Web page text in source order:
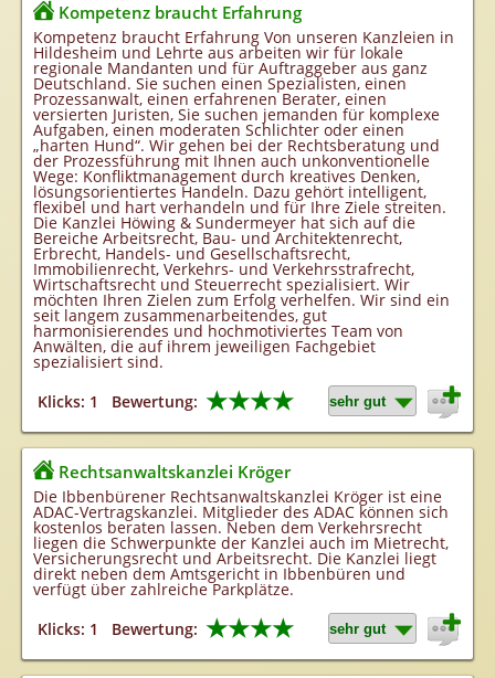
Kompetenz braucht Erfahrung
Kompetenz braucht Erfahrung Von unseren Kanzleien in
Hildesheim und Lehrte aus arbeiten wir für lokale
regionale Mandanten und für Auftraggeber aus ganz
Deutschland. Sie suchen einen Spezialisten, einen
Prozessanwalt, einen erfahrenen Berater, einen
versierten Juristen, Sie suchen jemanden für komplexe
Aufgaben, einen moderaten Schlichter oder einen
„harten Hund“. Wir gehen bei der Rechtsberatung und
der Prozessführung mit Ihnen auch unkonventionelle
Wege: Konfliktmanagement durch kreatives Denken,
lösungsorientiertes Handeln. Dazu gehört intelligent,
flexibel und hart verhandeln und für Ihre Ziele streiten.
Die Kanzlei Höwing & Sundermeyer hat sich auf die
Bereiche Arbeitsrecht, Bau- und Architektenrecht,
Erbrecht, Handels- und Gesellschaftsrecht,
Immobilienrecht, Verkehrs- und Verkehrsstrafrecht,
Wirtschaftsrecht und Steuerrecht spezialisiert. Wir
möchten Ihren Zielen zum Erfolg verhelfen. Wir sind ein
seit langem zusammenarbeitendes, gut
harmonisierendes und hochmotiviertes Team von
Anwälten, die auf ihrem jeweiligen Fachgebiet
spezialisiert sind.
Klicks: 1
Bewertung: ★★★★
Rechtsanwaltskanzlei Kröger
Die Ibbenbürener Rechtsanwaltskanzlei Kröger ist eine
ADAC-Vertragskanzlei. Mitglieder des ADAC können sich
kostenlos beraten lassen. Neben dem Verkehrsrecht
liegen die Schwerpunkte der Kanzlei auch im Mietrecht,
Versicherungsrecht und Arbeitsrecht. Die Kanzlei liegt
direkt neben dem Amtsgericht in Ibbenbüren und
verfügt über zahlreiche Parkplätze.
Klicks: 1
Bewertung: ★★★★